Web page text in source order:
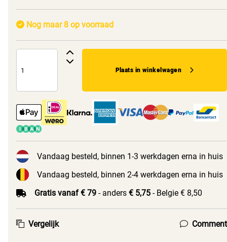
Nog maar 8 op voorraad
Plaats in winkelwagen
Vandaag besteld, binnen 1-3 werkdagen erna in huis
Vandaag besteld, binnen 2-4 werkdagen erna in huis
Gratis vanaf € 79 - anders € 5,75 - Belgie € 8,50
Vergelijk Comment